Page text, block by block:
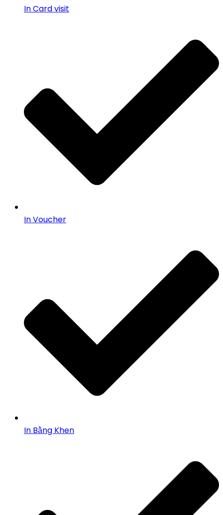
In Card visit
In Voucher
In Bằng Khen